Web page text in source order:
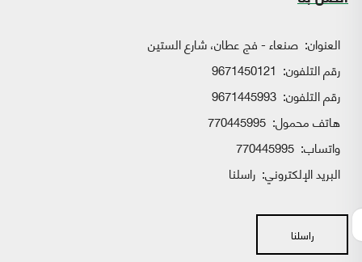
العنوان: صنعاء - فج عطان، شارع الستين
رقم التلفون: 9671450121
رقم التلفون: 9671445993
هاتف محمول: 770445995
واتساب:
البريد الإلكتروني: راسلنا
راسلنا